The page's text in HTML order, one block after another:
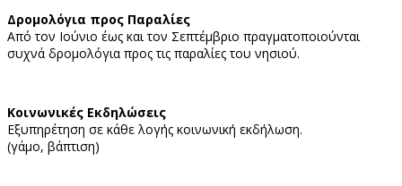
Δρομολόγια προς Παραλίες
Από τον Ιούνιο έως και τον Σεπτέμβριο πραγματοποιούνται
συχνά δρομολόγια προς τις παραλίες του νησιού.
Κοινωνικές Εκδηλώσεις
Εξυπηρέτηση σε κάθε λογής κοινωνική εκδήλωση.
(γάμο, βάπτιση)